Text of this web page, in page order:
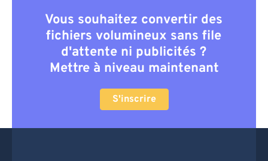
Vous souhaitez convertir des
fichiers volumineux sans file
d'attente ni publicités ?
Mettre à niveau maintenant
S'inscrire